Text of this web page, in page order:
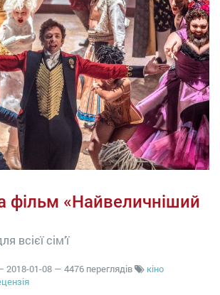
фільм «Найвеличніший
всієї сім’ї
2018-01-08 — 4476 переглядів
кіно